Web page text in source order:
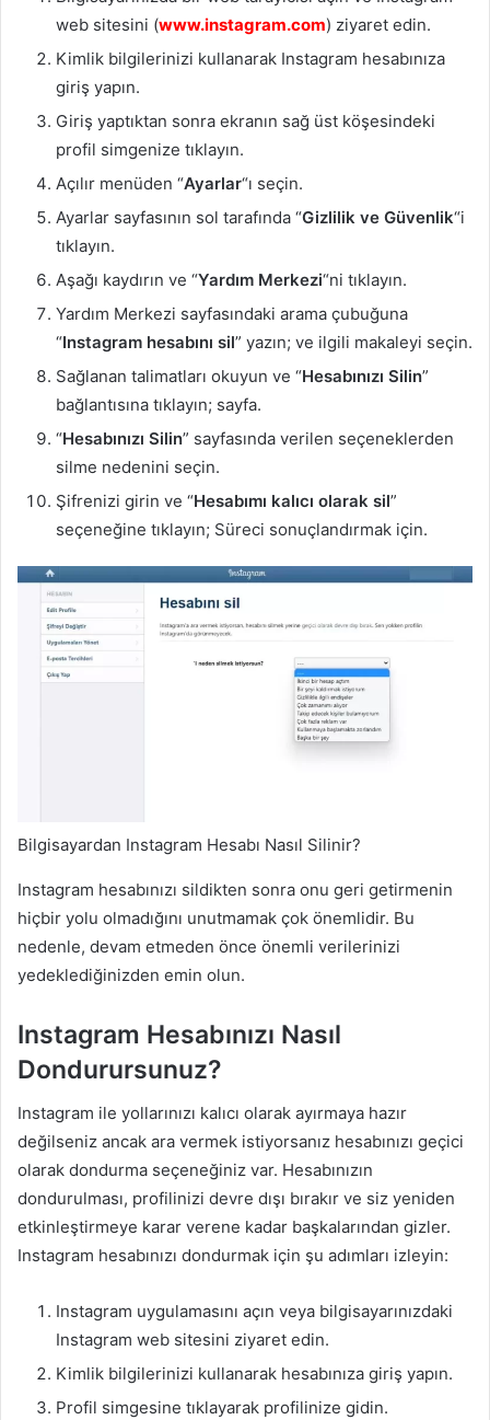
web sitesini (www.instagram.com) ziyaret edin.
Kimlik bilgilerinizi kullanarak Instagram hesabınıza
giriş yapın.
Giriş yaptıktan sonra ekranın sağ üst köşesindeki
profil simgenize tıklayın.
Açılır menüden “Ayarlar“ı seçin.
Ayarlar sayfasının sol tarafında “Gizlilik ve Güvenlik“i
tıklayın.
Aşağı kaydırın ve “Yardım Merkezi“ni tıklayın.
Yardım Merkezi sayfasındaki arama çubuğuna
“Instagram hesabını sil” yazın; ve ilgili makaleyi seçin.
Sağlanan talimatları okuyun ve “Hesabınızı Silin”
bağlantısına tıklayın; sayfa.
“Hesabınızı Silin” sayfasında verilen seçeneklerden
silme nedenini seçin.
Şifrenizi girin ve “Hesabımı kalıcı olarak sil”
seçeneğine tıklayın; Süreci sonuçlandırmak için.
Bilgisayardan Instagram Hesabı Nasıl Silinir?
Instagram hesabınızı sildikten sonra onu geri getirmenin
hiçbir yolu olmadığını unutmamak çok önemlidir. Bu
nedenle, devam etmeden önce önemli verilerinizi
yedeklediğinizden emin olun.
Instagram Hesabınızı Nasıl
Dondurursunuz?
Instagram ile yollarınızı kalıcı olarak ayırmaya hazır
değilseniz ancak ara vermek istiyorsanız hesabınızı geçici
olarak dondurma seçeneğiniz var. Hesabınızın
dondurulması, profilinizi devre dışı bırakır ve siz yeniden
etkinleştirmeye karar verene kadar başkalarından gizler.
Instagram hesabınızı dondurmak için şu adımları izleyin:
Instagram uygulamasını açın veya bilgisayarınızdaki
Instagram web sitesini ziyaret edin.
Kimlik bilgilerinizi kullanarak hesabınıza giriş yapın.
Profil simgesine tıklayarak profilinize gidin.